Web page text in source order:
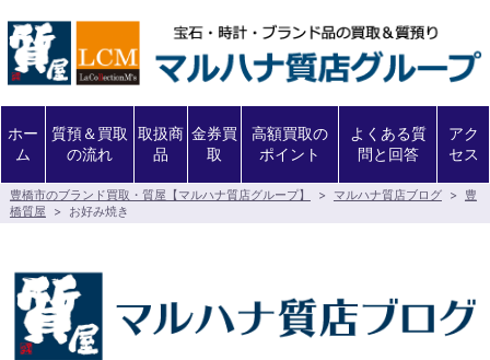
ホー
ム
質預＆買取
の流れ
取扱商
品
金券買
取
高額買取の
ポイント
よくある質
問と回答
アク
セス
豊橋市のブランド買取・質屋【マルハナ質店グループ】 > マルハナ質店ブログ >
豊
橋質屋
> お好み焼き